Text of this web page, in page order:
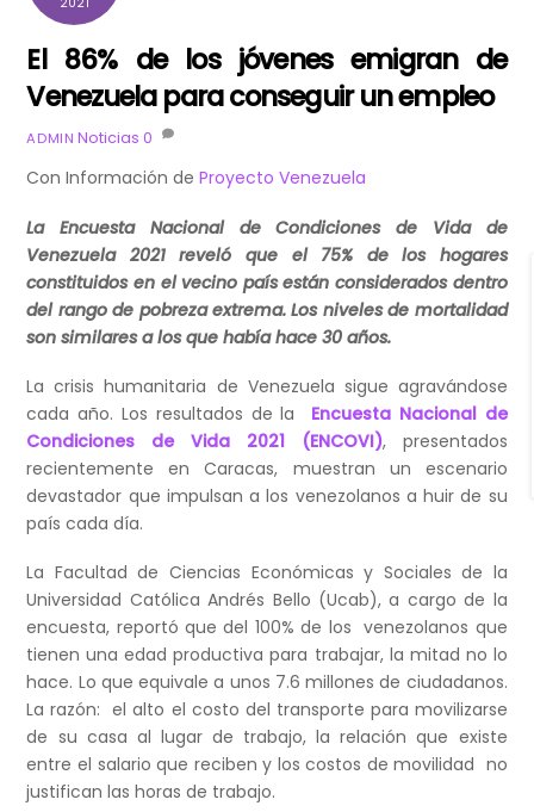
El 86% de los jóvenes emigran de
Venezuela para conseguir un empleo
ADMIN Noticias 0
Con Información deProyecto Venezuela
La Encuesta Nacional de Condiciones de Vida de
Venezuela 2021 reveló que el 75% de los hogares
constituidos en el vecino país están considerados dentro
del rango de pobreza extrema. Los niveles de mortalidad
son similares a los que había hace 30 años.
La crisis humanitaria de Venezuela sigue agravándose
cada año. Los resultados de la Encuesta Nacional de
Condiciones de Vida 2021 (ENCOVI), presentados
recientemente en Caracas, muestran un escenario
devastador que impulsan a los venezolanos a huir de su
país cada día.
La Facultad de Ciencias Económicas y Sociales de la
Universidad Católica Andrés Bello (Ucab), a cargo de la
encuesta, reportó que del 100% de los venezolanos que
tienen una edad productiva para trabajar, la mitad no lo
hace. Lo que equivale a unos 7.6 millones de ciudadanos.
La razón: el alto el costo del transporte para movilizarse
de su casa al lugar de trabajo, la relación que existe
entre el salario que reciben y los costos de movilidad no
justifican las horas de trabajo.